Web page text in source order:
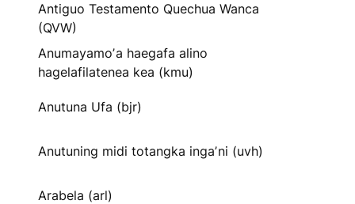
Antiguo Testamento Quechua Wanca
(QVW)
Anumayamoʼa haegafa alino
hagelafilatenea kea (kmu)
Anutuna Ufa (bjr)
Anutuning midi totangka ingaʼni (uvh)
Arabela (arl)